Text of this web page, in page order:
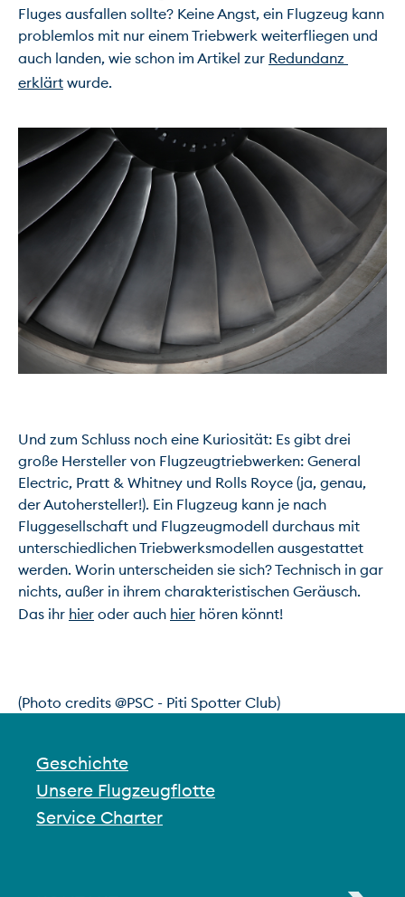
Fluges ausfallen sollte? Keine Angst, ein Flugzeug kann
problemlos mit nur einem Triebwerk weiterfliegen und
auch landen, wie schon im Artikel zur Redundanz
erklärt wurde.
Und zum Schluss noch eine Kuriosität: Es gibt drei
große Hersteller von Flugzeugtriebwerken: General
Electric, Pratt & Whitney und Rolls Royce (ja, genau,
der Autohersteller!). Ein Flugzeug kann je nach
Fluggesellschaft und Flugzeugmodell durchaus mit
unterschiedlichen Triebwerksmodellen ausgestattet
werden. Worin unterscheiden sie sich? Technisch in gar
nichts, außer in ihrem charakteristischen Geräusch.
Das ihr hier oder auch hier hören könnt!
(Photo credits @PSC - Piti Spotter Club)
Geschichte
Unsere Flugzeugflotte
Service Charter